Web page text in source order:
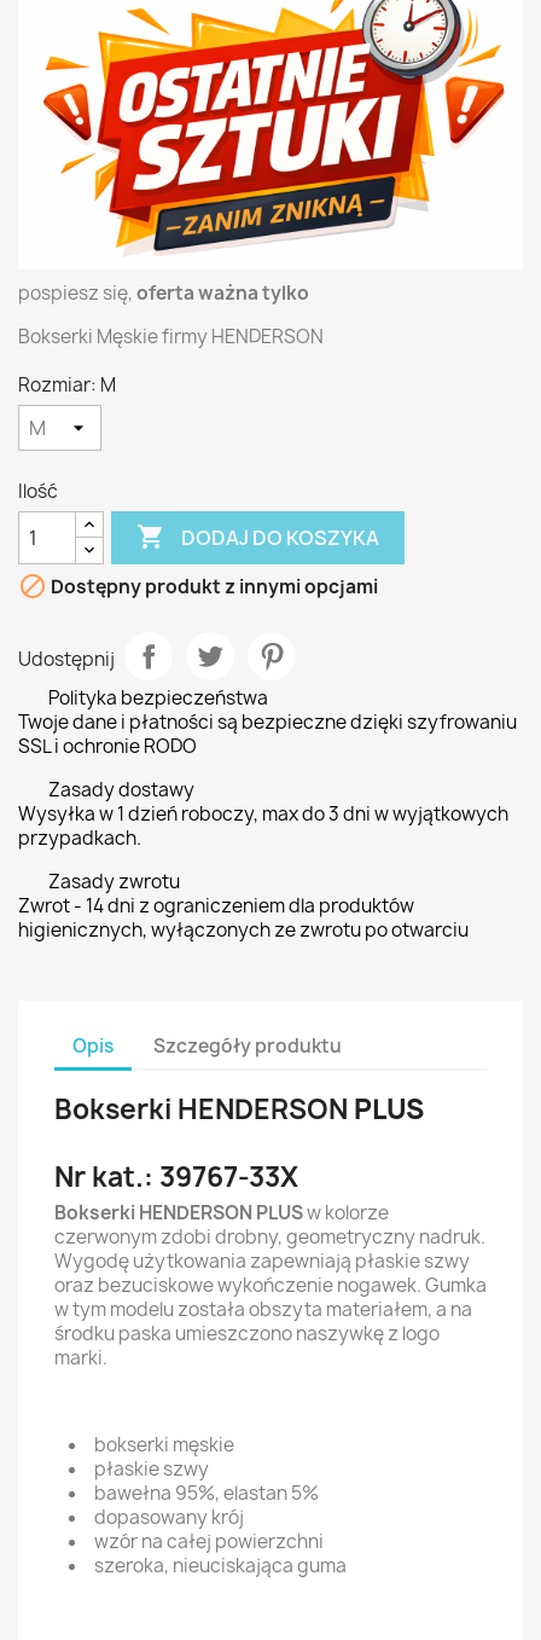
pospiesz się,oferta ważna tylko
Bokserki Męskie firmy HENDERSON
Rozmiar: M
Ilość
 DODAJ DO KOSZYKA
 Dostępny produkt z innymi opcjami
Udostępnij
Polityka bezpieczeństwa
Twoje dane i płatności są bezpieczne dzięki szyfrowaniu
SSL i ochronie RODO
Zasady dostawy
Wysyłka w 1 dzień roboczy, max do 3 dni w wyjątkowych
przypadkach.
Zasady zwrotu
Zwrot - 14 dni z ograniczeniem dla produktów
higienicznych, wyłączonych ze zwrotu po otwarciu
Opis Szczegóły produktu
Bokserki HENDERSON PLUS
Nr kat.: 39767-33X
Bokserki HENDERSON PLUSw kolorze
czerwonym zdobi drobny, geometryczny nadruk.
Wygodę użytkowania zapewniają płaskie szwy
oraz bezuciskowe wykończenie nogawek. Gumka
w tym modelu została obszyta materiałem, a na
środku paska umieszczono naszywkę z logo
marki.
bokserki męskie
płaskie szwy
bawełna 95%, elastan 5%
dopasowany krój
wzór na całej powierzchni
szeroka, nieuciskająca guma